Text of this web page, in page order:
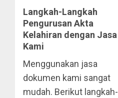
Langkah-Langkah
Pengurusan Akta
Kelahiran dengan Jasa
Kami
Menggunakan jasa
dokumen kami sangat
mudah. Berikut langkah-